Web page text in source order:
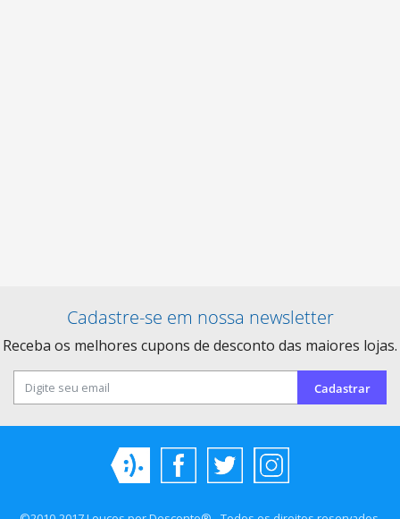
Cadastre-se em nossa newsletter
Receba os melhores cupons de desconto das maiores lojas.
Cadastrar